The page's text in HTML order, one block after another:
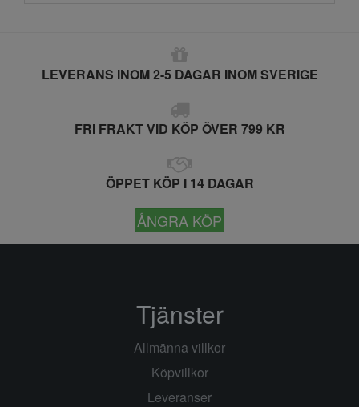
LEVERANS INOM 2-5 DAGAR INOM SVERIGE
FRI FRAKT VID KÖP ÖVER 799 KR
ÖPPET KÖP I 14 DAGAR
ÅNGRA KÖP
Tjänster
Allmänna villkor
Köpvillkor
Leveranser